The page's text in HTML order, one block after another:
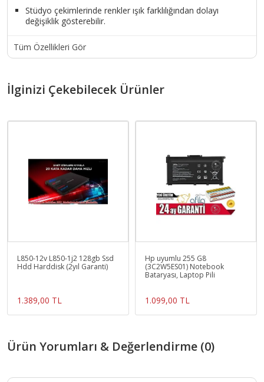
Stüdyo çekimlerinde renkler ışık farklılığından dolayı
değişiklik gösterebilir.
Tüm Özellikleri Gör
İlginizi Çekebilecek Ürünler
L850-12v L850-1j2 128gb Ssd
Hdd Harddisk (2yıl Garanti)
1.389,00 TL
Hp uyumlu 255 G8
(3C2W5ES01) Notebook
Bataryası, Laptop Pili
1.099,00 TL
Ürün Yorumları & Değerlendirme (0)